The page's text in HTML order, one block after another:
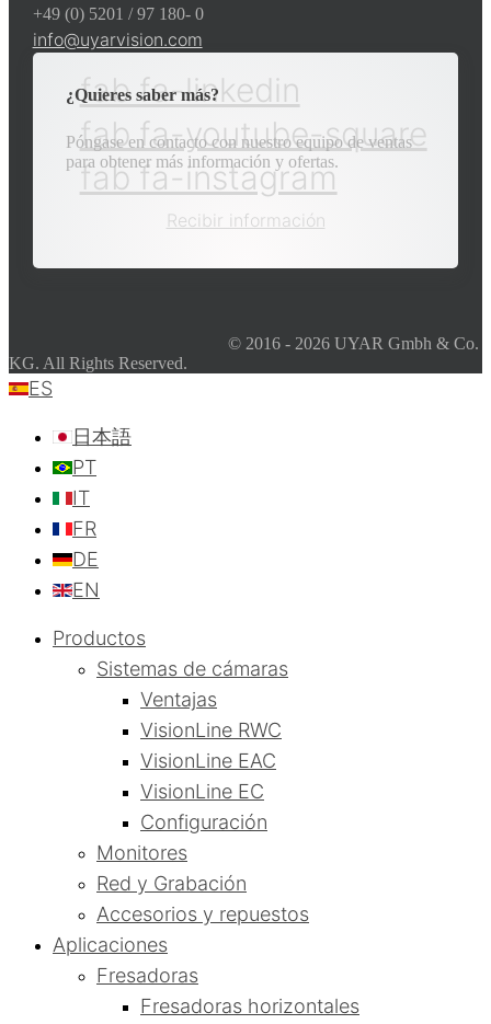
+49 (0) 5201 / 97 180- 0
info@uyarvision.com
fab fa-linkedin
fab fa-youtube-square
fab fa-instagram
¿Quieres saber más?
Póngase en contacto con nuestro equipo de ventas
para obtener más información y ofertas.
Recibir información
© 2016 - 2026 UYAR Gmbh & Co.
KG. All Rights Reserved.
ES
日本語
PT
IT
FR
DE
EN
Productos
Sistemas de cámaras
Ventajas
VisionLine RWC
VisionLine EAC
VisionLine EC
Configuración
Monitores
Red y Grabación
Accesorios y repuestos
Aplicaciones
Fresadoras
Fresadoras horizontales